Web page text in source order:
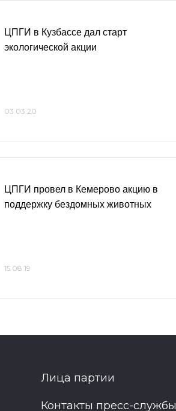
ЦПГИ в Кузбассе дал старт
экологической акции
03.03.20
ЦПГИ провел в Кемерово акцию в
поддержку бездомных животных
15.08.19
Лица партии
Контакты пресс-службы